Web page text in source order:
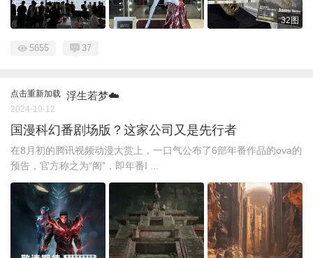
32图
5655 37
点击重新加载 浮生若梦☁️
2024-10-12
国漫科幻番剧场版？这家公司又是先行者
在8月初的腾讯视频动漫大赏上，一口气公布了6部年番作品的ova的
预告，官方称之为“阁”，即年番I ...